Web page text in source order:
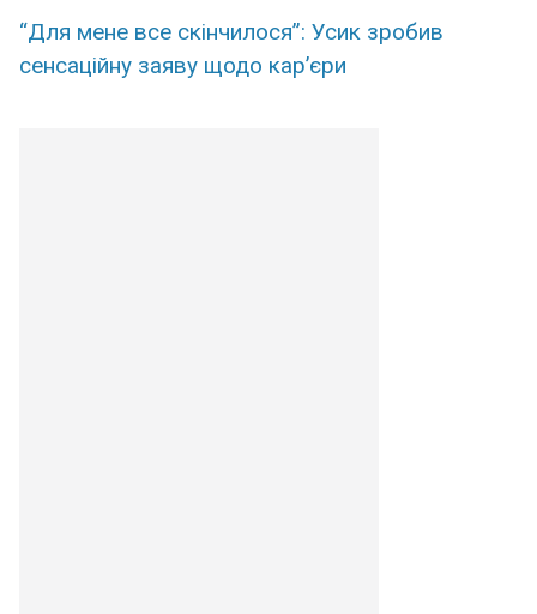
“Для мене все скінчилося”: Усик зробив
сенсаційну заяву щодо кар’єри